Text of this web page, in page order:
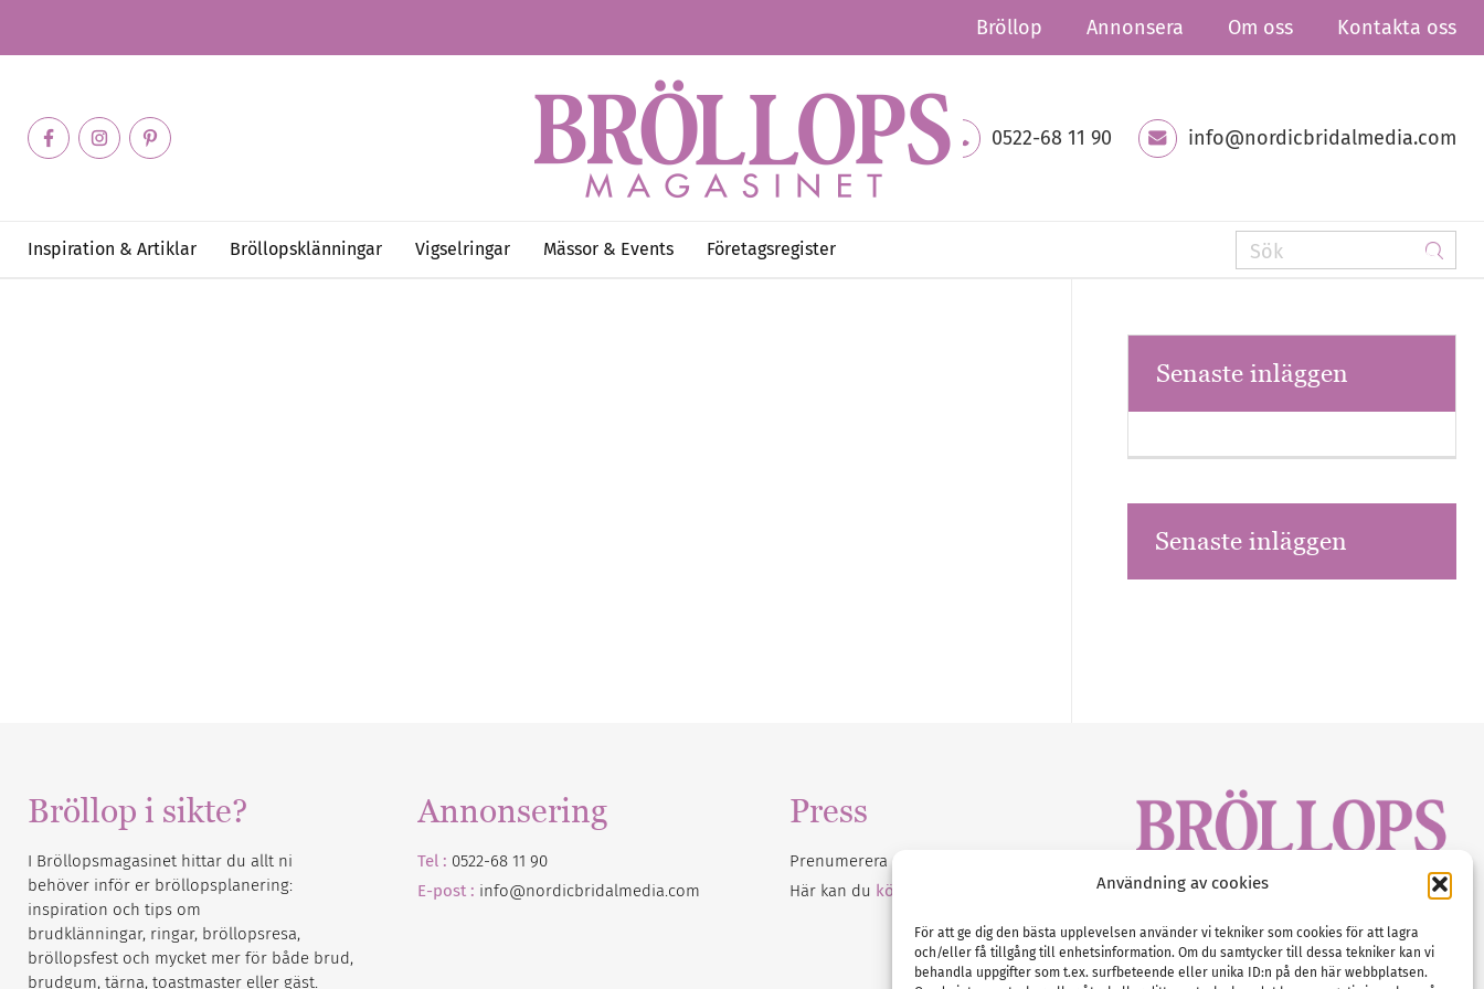
Användning av cookies
För att ge dig den bästa upplevelsen använder vi tekniker som cookies för att lagra
och/eller få tillgång till enhetsinformation. Om du samtycker till dessa tekniker kan vi
behandla uppgifter som t.ex. surfbeteende eller unika ID:n på den här webbplatsen.
Bröllop Annonsera Om oss Kontakta oss
0522-68 11 90 info@nordicbridalmedia.com
Inspiration & Artiklar Bröllopsklänningar Vigselringar Mässor & Events Företagsregister
Senaste inläggen
Senaste inläggen
Bröllop i sikte?
I Bröllopsmagasinet hittar du allt ni
behöver inför er bröllopsplanering:
inspiration och tips om
brudklänningar, ringar, bröllopsresa,
bröllopsfest och mycket mer för både brud,
brudgum, tärna, toastmaster eller gäst.
Annonsering
Tel : 0522-68 11 90
E-post : info@nordicbridalmedia.com
Press
Prenumerera på vårt
Här kan du köpa Bröllopsmagasinet
Tel :0522-68 11 90
E-post:info@nordicbridalmedia.com